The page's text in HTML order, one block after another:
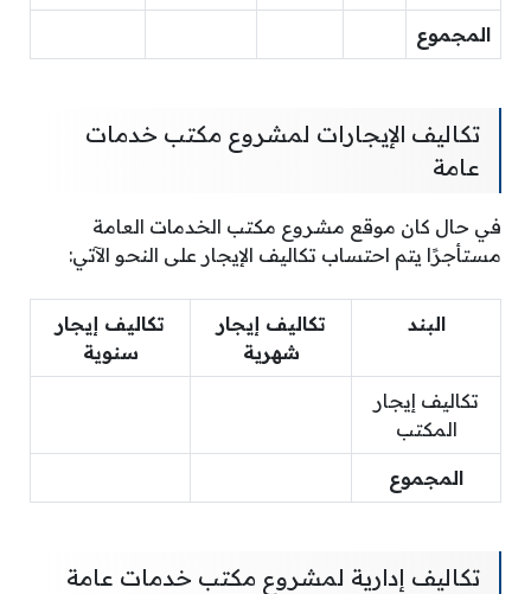
المجموع
تكاليف الإيجارات لمشروع مكتب خدمات
عامة
في حال كان موقع مشروع مكتب الخدمات العامة
مستأجرًا يتم احتساب تكاليف الإيجار على النحو الآتي:
البند
تكاليف إيجار
شهرية
تكاليف إيجار
سنوية
تكاليف إيجار
المكتب
المجموع
تكاليف إدارية لمشروع مكتب خدمات عامة